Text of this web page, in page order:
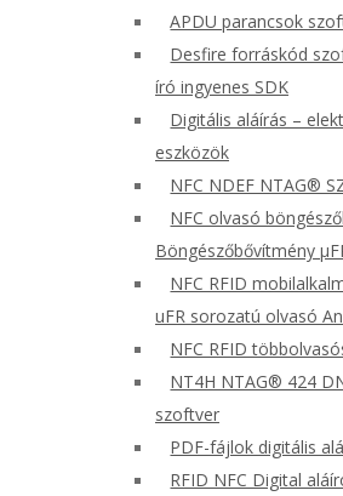
APDU parancsok
Desfire forráskód
író ingyenes SDK
Digitális aláírás –
eszközök
NFC NDEF NTAG®
NFC olvasó
Böngészőbővítmény
NFC RFID
uFR sorozatú olvasó
NFC RFID
NT4H NTAG® 424
szoftver
PDF-fájlok digitális
RFID NFC Digital